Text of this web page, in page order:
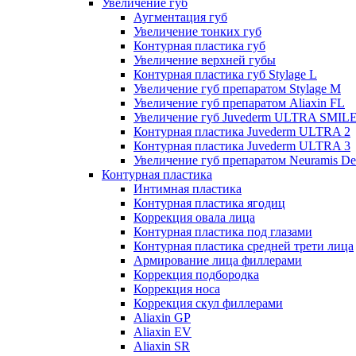
Увеличение губ
Аугментация губ
Увеличение тонких губ
Контурная пластика губ
Увеличение верхней губы
Контурная пластика губ Stylage L
Увеличение губ препаратом Stylage M
Увеличение губ препаратом Aliaxin FL
Увеличение губ Juvederm ULTRA
Контурная пластика Juvederm ULTRA 2
Контурная пластика Juvederm ULTRA 3
Увеличение губ препаратом Neuramis
Контурная пластика
Интимная пластика
Контурная пластика ягодиц
Коррекция овала лица
Контурная пластика под глазами
Контурная пластика средней трети лица
Армирование лица филлерами
Коррекция подбородка
Коррекция носа
Коррекция скул филлерами
Aliaxin GP
Aliaxin EV
Aliaxin SR